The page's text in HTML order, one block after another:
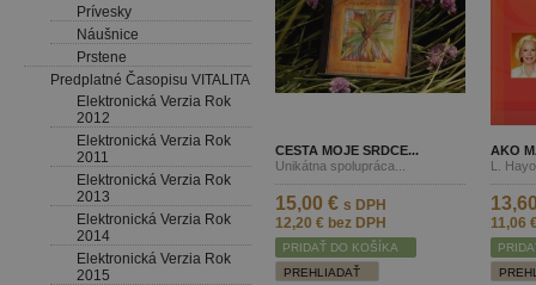
Prívesky
Náušnice
Prstene
Predplatné Časopisu VITALITA
Elektronická Verzia Rok
2012
Elektronická Verzia Rok
2011
Elektronická Verzia Rok
2013
Elektronická Verzia Rok
2014
Elektronická Verzia Rok
2015
CESTA MOJE SRDCE...
Unikátna spolupráca...
15,00 € s DPH
12,20 € bez DPH
PRIDAŤ DO KOŠÍKA
PREHLIADAŤ
AKO
L.
11,06